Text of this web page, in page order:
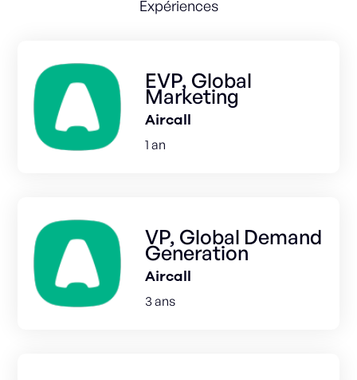
Expériences
EVP, Global
Marketing
Aircall
1 an
VP, Global Demand
Generation
Aircall
3 ans